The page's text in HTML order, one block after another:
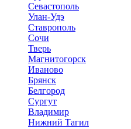
Севастополь
Улан-Удэ
Ставрополь
Сочи
Тверь
Магнитогорск
Иваново
Брянск
Белгород
Сургут
Владимир
Нижний Тагил